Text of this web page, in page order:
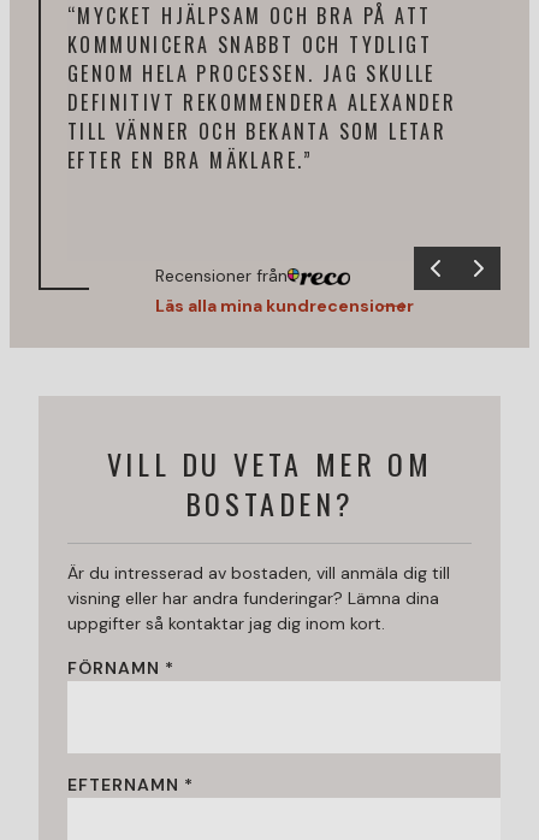
“MYCKET HJÄLPSAM OCH BRA PÅ ATT
KOMMUNICERA SNABBT OCH TYDLIGT
GENOM HELA PROCESSEN. JAG SKULLE
DEFINITIVT REKOMMENDERA ALEXANDER
TILL VÄNNER OCH BEKANTA SOM LETAR
EFTER EN BRA MÄKLARE.”
Recensioner från
Läs alla mina kundrecensioner
VILL DU VETA MER OM
BOSTADEN?
Är du intresserad av bostaden, vill anmäla dig till
visning eller har andra funderingar? Lämna dina
uppgifter så kontaktar jag dig inom kort.
FÖRNAMN *
EFTERNAMN *